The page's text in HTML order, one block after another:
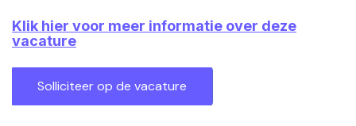
Klik hier voor meer informatie over deze
vacature